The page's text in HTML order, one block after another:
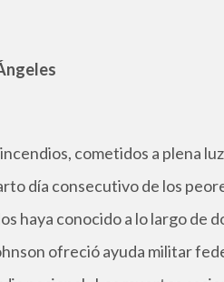
cometidos a plena
día consecutivo de los
haya conocido a lo largo de
ofreció ayuda militar